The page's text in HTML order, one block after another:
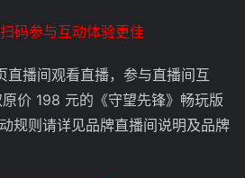
码参与互动体验更佳
播间观看直播，参与直播间互
价 198 元的《守望先锋》畅玩版
规则请详见品牌直播间说明及品牌